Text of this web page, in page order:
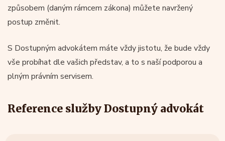
způsobem (daným rámcem zákona) můžete navržený
postup změnit.
S Dostupným advokátem máte vždy jistotu, že bude vždy
vše probíhat dle vašich představ, a to s naší podporou a
plným právním servisem.
Reference služby Dostupný advokát